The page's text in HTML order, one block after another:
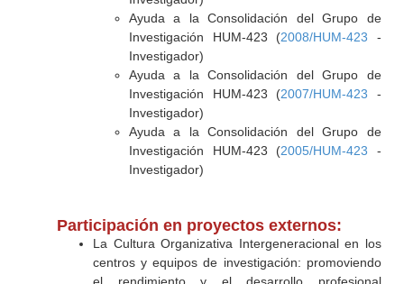
Ayuda a la Consolidación del Grupo de
Investigación HUM-423 (2008/HUM-423 -
Investigador)
Ayuda a la Consolidación del Grupo de
Investigación HUM-423 (2007/HUM-423 -
Investigador)
Ayuda a la Consolidación del Grupo de
Investigación HUM-423 (2005/HUM-423 -
Investigador)
Participación en proyectos externos:
La Cultura Organizativa Intergeneracional en los
centros y equipos de investigación: promoviendo